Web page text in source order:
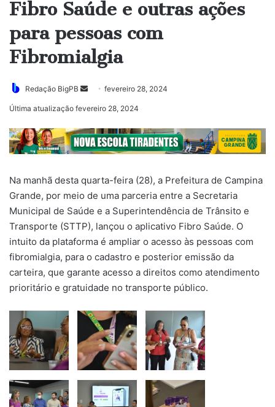
Fibro Saúde e outras ações
para pessoas com
Fibromialgia
Redação BigPB
Mande
mail
fevereiro 28, 2024
Última atualização fevereiro 28, 2024
Na manhã desta quarta-feira (28), a Prefeitura de Campina
Grande, por meio de uma parceria entre a Secretaria
Municipal de Saúde e a Superintendência de Trânsito e
Transporte (STTP), lançou o aplicativo Fibro Saúde. O
intuito da plataforma é ampliar o acesso às pessoas com
fibromialgia, para o cadastro e posterior emissão da
carteira, que garante acesso a direitos como atendimento
prioritário e gratuidade no transporte público.